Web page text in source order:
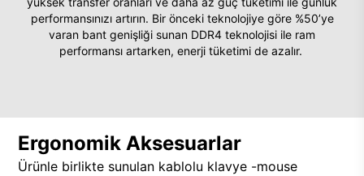
performansınızı artırın. Bir önceki teknolojiye göre %50’ye
varan bant genişliği sunan DDR4 teknolojisi ile ram
performansı artarken, enerji tüketimi de azalır.
Ergonomik Aksesuarlar
Ürünle birlikte sunulan kablolu klavye -mouse